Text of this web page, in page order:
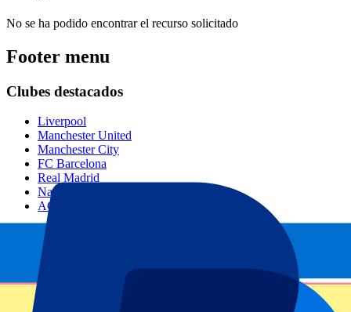
No se ha podido encontrar el recurso solicitado
Footer menu
Clubes destacados
Liverpool
Manchester United
Manchester City
FC Barcelona
Real Madrid
Napoli
AC Milan
Eventos populares
GP España
GP Países Bajos